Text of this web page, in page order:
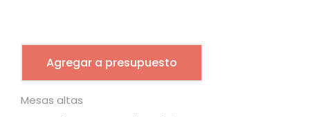
Agregar a presupuesto
Mesas altas